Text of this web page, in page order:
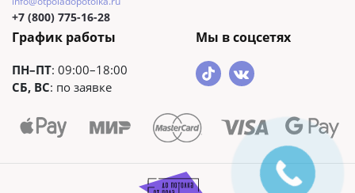
+7 (800) 775-16-28
График работы
ПН–ПТ: 09:00–18:00
СБ, ВС: по заявке
Мы в соцсетях